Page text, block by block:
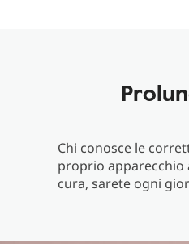
Chi conosce le
proprio apparecchio
cura, sarete ogni